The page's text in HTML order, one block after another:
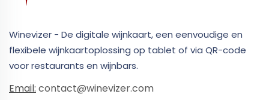
Winevizer - De digitale wijnkaart, een eenvoudige en
flexibele wijnkaartoplossing op tablet of via QR-code
voor restaurants en wijnbars.
Email: contact@winevizer.com